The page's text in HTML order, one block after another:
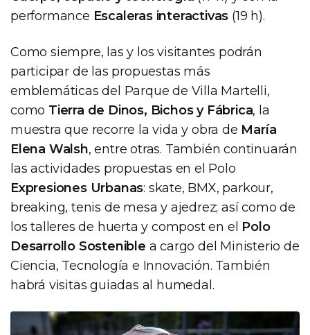
performance Escaleras interactivas (19 h).
Como siempre, las y los visitantes podrán
participar de las propuestas más
emblemáticas del Parque de Villa Martelli,
como Tierra de Dinos, Bichos y Fábrica, la
muestra que recorre la vida y obra de María
Elena Walsh, entre otras. También continuarán
las actividades propuestas en el Polo
Expresiones Urbanas: skate, BMX, parkour,
breaking, tenis de mesa y ajedrez; así como de
los talleres de huerta y compost en el Polo
Desarrollo Sostenible a cargo del Ministerio de
Ciencia, Tecnología e Innovación. También
habrá visitas guiadas al humedal.